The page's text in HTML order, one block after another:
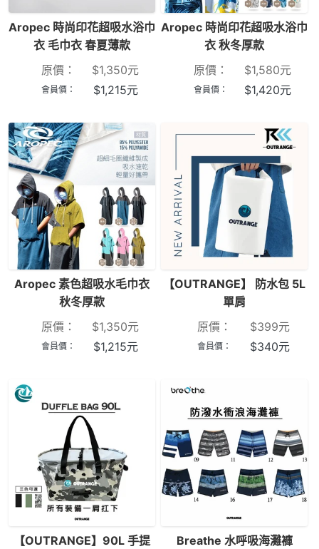
Aropec 時尚印花超吸水浴巾
衣 毛巾衣 春夏薄款
原價：
$1,350元
會員價： $1,215元
Aropec 時尚印花超吸水浴巾
衣 秋冬厚款
原價：
$1,580元
會員價： $1,420元
Aropec 素色超吸水毛巾衣
秋冬厚款
原價：
$1,350元
會員價： $1,215元
【OUTRANGE】 防水包 5L
單肩
原價：
$399元
會員價： $340元
【OUTRANGE】90L 手提 Breathe 水呼吸海灘褲